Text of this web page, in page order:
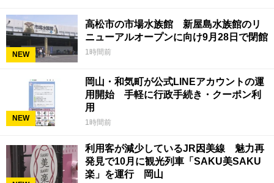
NEW
高松市の市場水族館 新屋島水族館のリ
ニューアルオープンに向け9月28日で閉館
1時間前
NEW
岡山・和気町が公式LINEアカウントの運
用開始 手軽に行政手続き・クーポン利
用
1時間前
利用客が減少しているJR因美線 魅力再
発見で10月に観光列車「SAKU美SAKU
楽」を運行 岡山